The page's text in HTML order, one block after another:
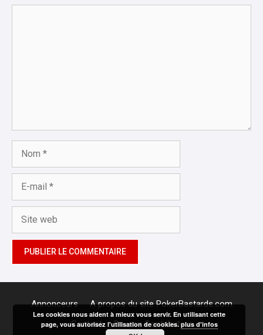
Nom
Site
Annonceurs
A propos du site PokerBastards.com
Contact
Devenir Contributeur
Les cookies nous aident à mieux vous servir. En utilisant cette
page, vous autorisez l'utilisation de cookies.plus d'infos